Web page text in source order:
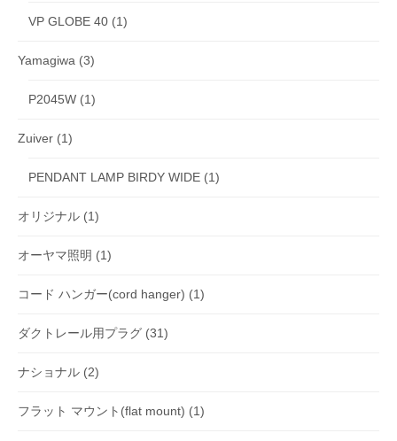
VP GLOBE 40 (1)
Yamagiwa (3)
P2045W (1)
Zuiver (1)
PENDANT LAMP BIRDY WIDE (1)
オリジナル (1)
オーヤマ照明 (1)
コード ハンガー(cord hanger) (1)
ダクトレール用プラグ (31)
ナショナル (2)
フラット マウント(flat mount) (1)